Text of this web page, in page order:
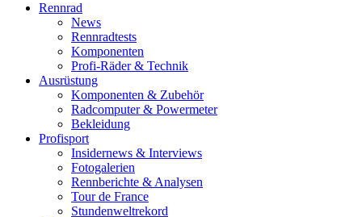
Rennrad
News
Rennradtests
Komponenten
Profi-Räder & Technik
Ausrüstung
Komponenten & Zubehör
Radcomputer & Powermeter
Bekleidung
Profisport
Insidernews & Interviews
Fotogalerien
Rennberichte & Analysen
Tour de France
Stundenweltrekord